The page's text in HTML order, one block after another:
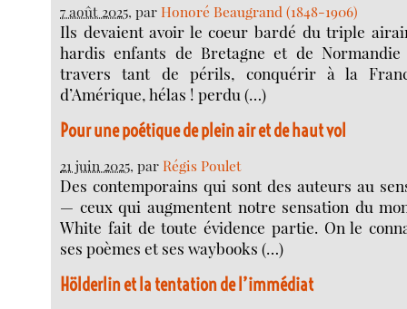
7 août 2025, parHonoré Beaugrand (1848-1906)
Ils devaient avoir le coeur bardé du triple
hardis enfants de Bretagne et de
travers tant de périls, conquérir à la
d’Amérique, hélas ! perdu (…)
Pour une poétique de plein air et de haut vol
21 juin 2025, parRégis Poulet
Des contemporains qui sont des auteurs au
— ceux qui augmentent notre sensation du
White fait de toute évidence partie. On le
ses poèmes et ses waybooks (…)
Hölderlin et la tentation de l’immédiat